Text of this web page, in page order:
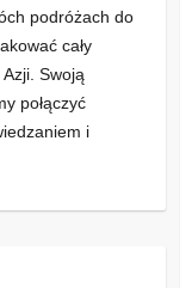
podróżach do
cały
Swoją
połączyć
i